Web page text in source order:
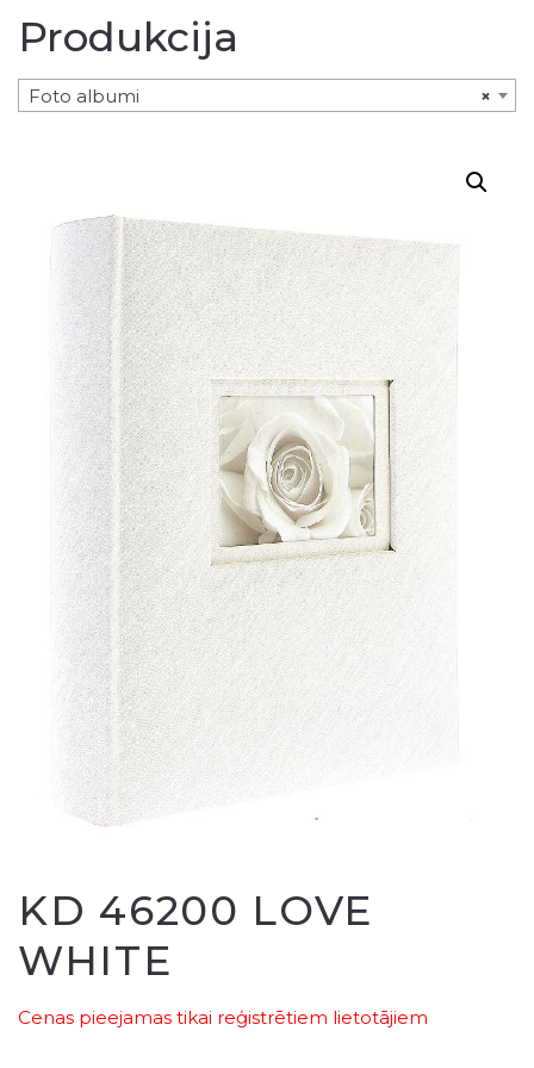
Produkcija
×
Foto albumi
KD 46200 LOVE
WHITE
Cenas pieejamas tikai reģistrētiem lietotājiem